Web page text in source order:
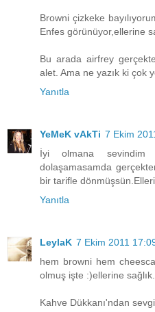
Browni çizkeke
Enfes görünüyor,ellerine
Bu arada airfrey
alet. Ama ne yazık ki çok
Yanıtla
YeMeK vAkTi 7 Ekim
İyi olmana sevindim
dolaşamasamda
bir tarifle
Yanıtla
LeylaK 7 Ekim 2011
hem browni hem
olmuş işte :)ellerine sağlık.
Kahve Dükkanı'ndan